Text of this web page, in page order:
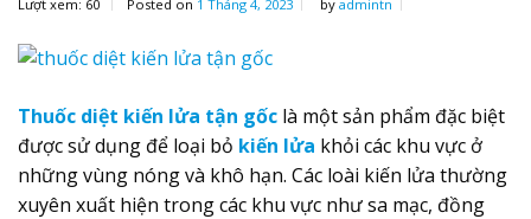
Lượt xem: 60 Posted on 1 Tháng 4, 2023 by admintn
Thuốc diệt kiến lửa tận gốc là một sản phẩm đặc biệt
được sử dụng để loại bỏ kiến lửa khỏi các khu vực ở
những vùng nóng và khô hạn. Các loài kiến lửa thường
xuyên xuất hiện trong các khu vực như sa mạc, đồng